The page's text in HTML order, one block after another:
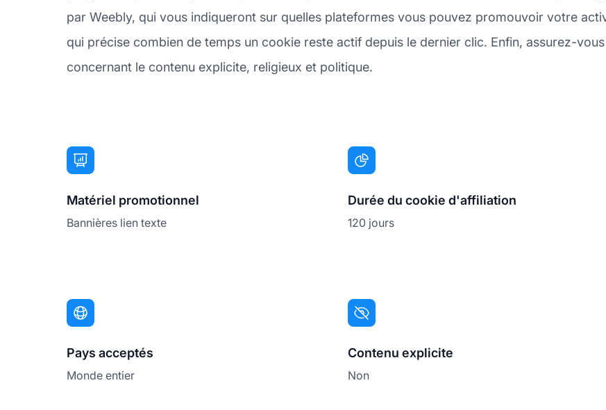
par Weebly, qui vous indiqueront sur quelles plateformes vous pouvez promouvoir votre
qui précise combien de temps un cookie reste actif depuis le dernier clic. Enfin, assurez-
concernant le contenu explicite, religieux et politique.
Matériel promotionnel
Bannières lien texte
Durée du cookie d'affiliation
120 jours
Pays acceptés
Monde entier
Contenu explicite
Non